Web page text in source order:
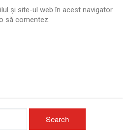
și site-ul web în acest navigator
să comentez.